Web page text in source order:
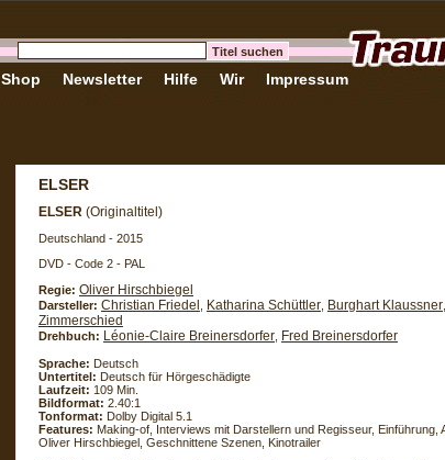
Shop Newsletter Hilfe Wir Impressum
ELSER
ELSER (Originaltitel)
Deutschland - 2015
DVD - Code 2 - PAL
Regie: Oliver Hirschbiegel
Darsteller: Christian Friedel Katharina Schüttler Burghart Klaussner
Zimmerschied
Drehbuch: Léonie-Claire Breinersdorfer Fred Breinersdorfer
Sprache: Deutsch
Untertitel: Deutsch für Hörgeschädigte
Laufzeit: 109 Min.
Bildformat: 2.40:1
Tonformat: Dolby Digital 5.1
Features: Making-of, Interviews mit Darstellern und Regisseur,
Oliver Hirschbiegel, Geschnittene Szenen, Kinotrailer